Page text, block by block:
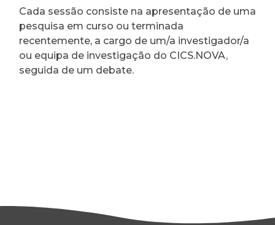
Cada sessão consiste na apresentação de uma
pesquisa em curso ou terminada
recentemente, a cargo de um/a investigador/a
ou equipa de investigação do CICS.NOVA,
seguida de um debate.